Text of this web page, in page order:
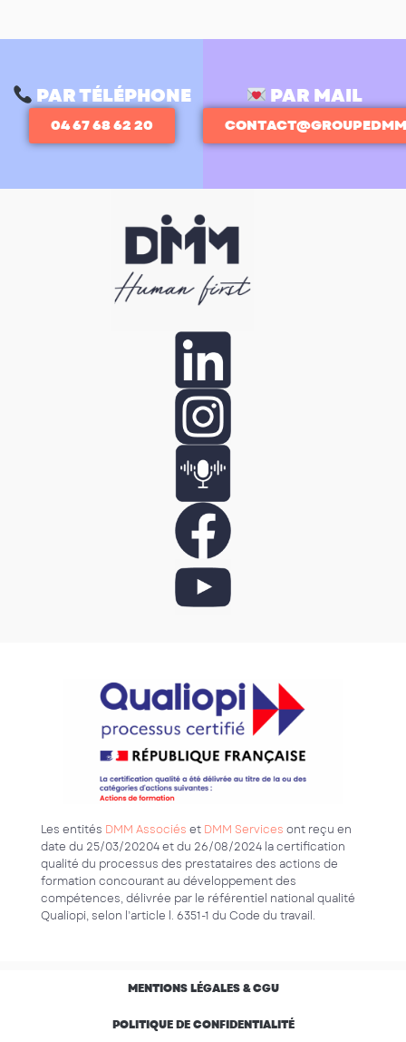
PAR TÉLÉPHONE
04 67 68 62 20
PAR MAIL
Les entités DMM Associés et DMM Services ont reçu en
date du 25/03/20204 et du 26/08/2024 la certification
qualité du processus des prestataires des actions de
formation concourant au développement des
compétences, délivrée par le référentiel national qualité
Qualiopi, selon l’article l. 6351-1 du Code du travail.
MENTIONS LÉGALES & CGU
POLITIQUE DE CONFIDENTIALITÉ